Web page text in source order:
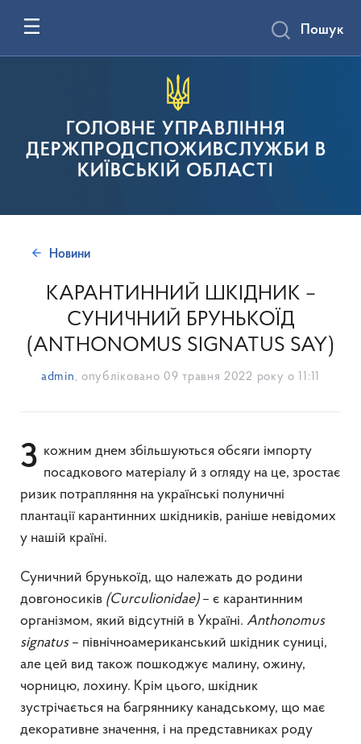
ГОЛОВНЕ УПРАВЛІННЯ
ДЕРЖПРОДСПОЖИВСЛУЖБИ В
КИЇВСЬКІЙ ОБЛАСТІ
Пошук
Новини
КАРАНТИННИЙ ШКІДНИК –
СУНИЧНИЙ БРУНЬКОЇД
(ANTHONOMUS SIGNATUS SAY)
admin , опубліковано 09 травня 2022 року о 11:11
З кожним днем збільшуються обсяги імпорту посадкового матеріалу й з огляду на це, зростає
ризик потрапляння на українські полуничні
плантації карантинних шкідників, раніше невідомих
у нашій країні.
Суничний брунькоїд, що належать до родини
довгоносиків (Curculionidae)– є карантинним
організмом, який відсутній в Україні. Anthonomus
signatus– північноамериканський шкідник суниці,
але цей вид також пошкоджує малину, ожину,
чорницю, лохину. Крім цього, шкідник
зустрічається на багряннику канадському, що має
декоративне значення, і на представниках роду